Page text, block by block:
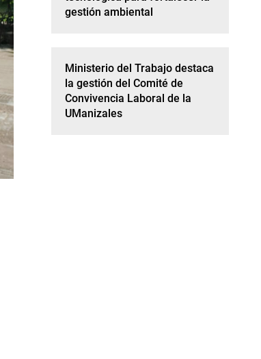
gestión ambiental
Ministerio del Trabajo destaca
la gestión del Comité de
Convivencia Laboral de la
UManizales